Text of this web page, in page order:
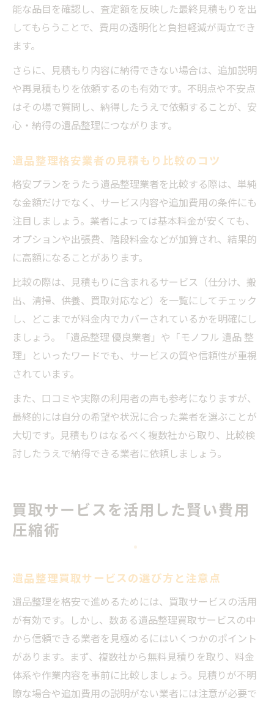
能な品目を確認し、査定額を反映した最終見積もりを出
してもらうことで、費用の透明化と負担軽減が両立でき
ます。
さらに、見積もり内容に納得できない場合は、追加説明
や再見積もりを依頼するのも有効です。不明点や不安点
はその場で質問し、納得したうえで依頼することが、安
心・納得の遺品整理につながります。
遺品整理格安業者の見積もり比較のコツ
格安プランをうたう遺品整理業者を比較する際は、単純
な金額だけでなく、サービス内容や追加費用の条件にも
注目しましょう。業者によっては基本料金が安くても、
オプションや出張費、階段料金などが加算され、結果的
に高額になることがあります。
比較の際は、見積もりに含まれるサービス（仕分け、搬
出、清掃、供養、買取対応など）を一覧にしてチェック
し、どこまでが料金内でカバーされているかを明確にし
ましょう。「遺品整理 優良業者」や「モノフル 遺品 整
理」といったワードでも、サービスの質や信頼性が重視
されています。
また、口コミや実際の利用者の声も参考になりますが、
最終的には自分の希望や状況に合った業者を選ぶことが
大切です。見積もりはなるべく複数社から取り、比較検
討したうえで納得できる業者に依頼しましょう。
買取サービスを活用した賢い費用
圧縮術
遺品整理買取サービスの選び方と注意点
遺品整理を格安で進めるためには、買取サービスの活用
が有効です。しかし、数ある遺品整理買取サービスの中
から信頼できる業者を見極めるにはいくつかのポイント
があります。まず、複数社から無料見積りを取り、料金
体系や作業内容を事前に比較しましょう。見積りが不明
瞭な場合や追加費用の説明がない業者には注意が必要で